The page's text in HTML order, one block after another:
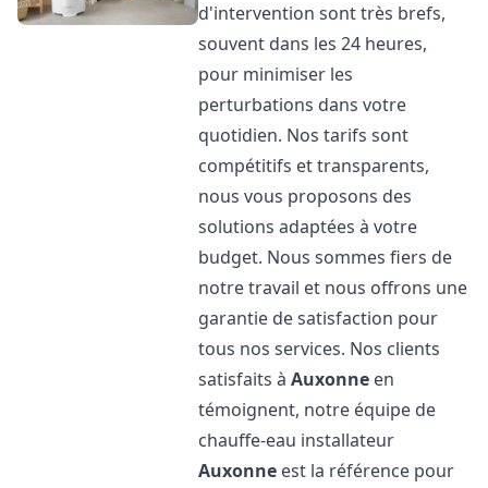
d'intervention sont très brefs,
souvent dans les 24 heures,
pour minimiser les
perturbations dans votre
quotidien. Nos tarifs sont
compétitifs et transparents,
nous vous proposons des
solutions adaptées à votre
budget. Nous sommes fiers de
notre travail et nous offrons une
garantie de satisfaction pour
tous nos services. Nos clients
satisfaits àAuxonne en
témoignent, notre équipe de
chauffe-eau installateur
Auxonne est la référence pour